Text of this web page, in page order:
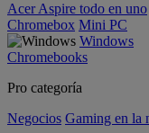
Acer Aspire todo en uno
Chromebox Mini PC
Windows
Chromebooks
Pro categoría
Negocios Gaming en la